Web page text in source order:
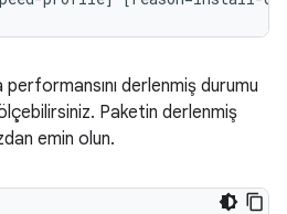
derlenmiş durumu
Paketin derlenmiş
emin olun.